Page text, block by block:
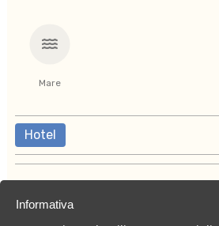
Mare
Hotel
Informativa